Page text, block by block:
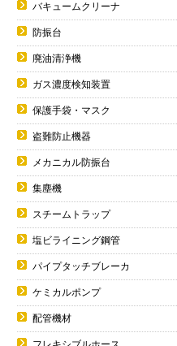
バキュームクリーナ
防振台
廃油清浄機
ガス濃度検知装置
保護手袋・マスク
盗難防止機器
メカニカル防振台
集塵機
スチームトラップ
塩ビライニング鋼管
パイプタッチブレーカ
ケミカルポンプ
配管機材